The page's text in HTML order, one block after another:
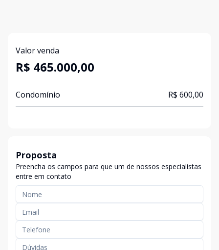
Valor venda
R$ 465.000,00
Condomínio R$ 600,00
Proposta
Preencha os campos para que um de nossos especialistas
entre em contato